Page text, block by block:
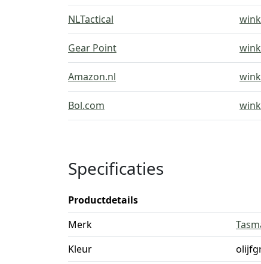
NLTactical
Gear Point
Amazon.nl
Bol.com
Specificaties
Productdetails
Merk
Kleur